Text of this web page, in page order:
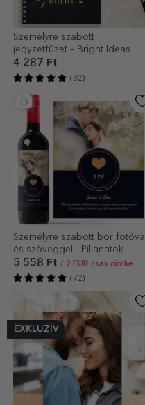
Személyre szabott
jegyzetfüzet – Bright Ideas
4 287 Ft
(32)
Személyre szabott bor fotóval
és szöveggel - Pillanatok
5 558 Ft / 2 EUR csak címke
(72)
EXKLUZÍV